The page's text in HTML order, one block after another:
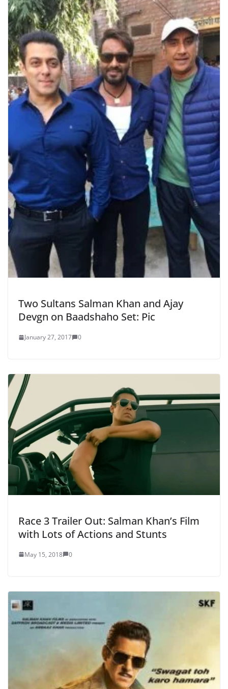
Two Sultans Salman Khan and Ajay
Devgn on Baadshaho Set: Pic
January 27, 2017 0
Race 3 Trailer Out: Salman Khan’s Film
with Lots of Actions and Stunts
May 15, 2018 0